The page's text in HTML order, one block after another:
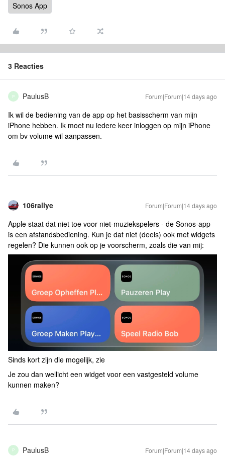
Sonos App
3 Reacties
P PaulusB Forum|Forum|14 days ago
Ik wil de bediening van de app op het basisscherm van mijn
iPhone hebben. Ik moet nu iedere keer inloggen op mijn iPhone
om bv volume wil aanpassen.
106rallye Forum|Forum|14 days ago
Apple staat dat niet toe voor niet-muziekspelers - de Sonos-app
is een afstandsbediening. Kun je dat niet (deels) ook met widgets
regelen? Die kunnen ook op je voorscherm, zoals die van mij:
Sinds kort zijn die mogelijk, zie
Je zou dan wellicht een widget voor een vastgesteld volume
kunnen maken?
P PaulusB Forum|Forum|14 days ago